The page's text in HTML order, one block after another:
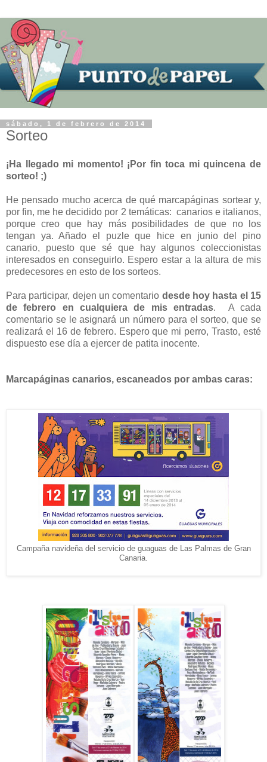
sábado, 1 de febrero de 2014
Sorteo
¡Ha llegado mi momento! ¡Por fin toca mi quincena de
sorteo! ;)
He pensado mucho acerca de qué marcapáginas sortear y,
por fin, me he decidido por 2 temáticas: canarios e italianos,
porque creo que hay más posibilidades de que no los
tengan ya. Añado el puzle que hice en junio del pino
canario, puesto que sé que hay algunos coleccionistas
interesados en conseguirlo. Espero estar a la altura de mis
predecesores en esto de los sorteos.
Para participar, dejen un comentario desde hoy hasta el 15
de febrero
en cualquiera de mis entradas. A cada
comentario se le asignará un número para el sorteo, que se
realizará el 16 de febrero. Espero que mi perro, Trasto, esté
dispuesto ese día a ejercer de patita inocente.
Marcapáginas canarios, escaneados por ambas caras:
Campaña navideña del servicio de guaguas de Las Palmas de Gran
Canaria.